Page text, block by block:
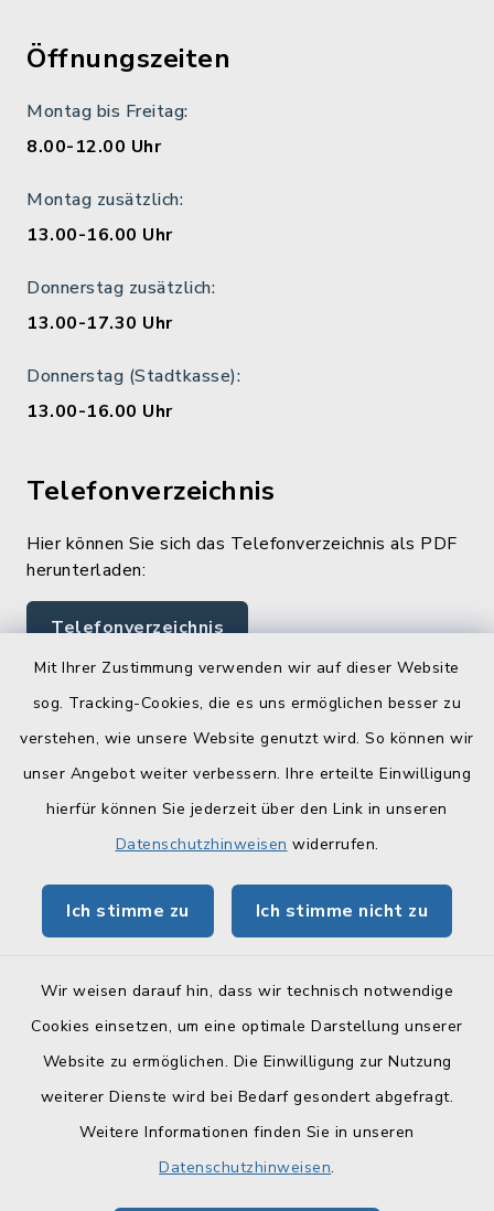
Mit Ihrer Zustimmung verwenden wir auf dieser Website
sog. Tracking-Cookies, die es uns ermöglichen besser zu
verstehen, wie unsere Website genutzt wird. So können wir
unser Angebot weiter verbessern. Ihre erteilte Einwilligung
hierfür können Sie jederzeit über den Link in unseren
Datenschutzhinweisen widerrufen.
Ich stimme zu Ich stimme nicht zu
Wir weisen darauf hin, dass wir technisch notwendige
Cookies einsetzen, um eine optimale Darstellung unserer
Website zu ermöglichen. Die Einwilligung zur Nutzung
weiterer Dienste wird bei Bedarf gesondert abgefragt.
Weitere Informationen finden Sie in unseren
Datenschutzhinweisen.
Öffnungszeiten
Montag bis Freitag:
8.00-12.00 Uhr
Montag zusätzlich:
13.00-16.00 Uhr
Donnerstag zusätzlich:
13.00-17.30 Uhr
Donnerstag (Stadtkasse):
13.00-16.00 Uhr
Telefonverzeichnis
Hier können Sie sich das Telefonverzeichnis als PDF
herunterladen:
Telefonverzeichnis
Quicklinks
Landratsamt Lichtenfels
Geoportal Lichtenfels
BayernPortal
Barrierefreiheit